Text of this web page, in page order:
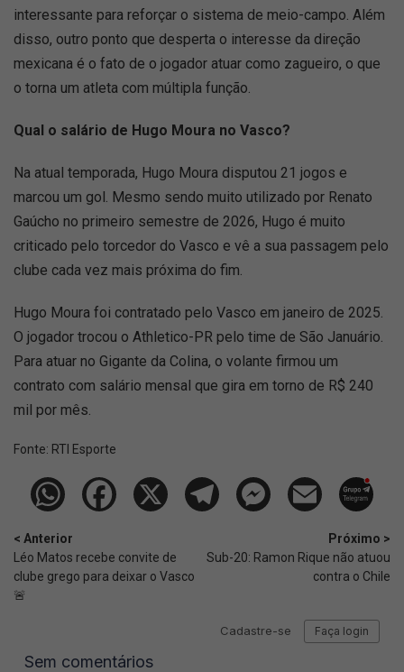
interessante para reforçar o sistema de meio-campo. Além
disso, outro ponto que desperta o interesse da direção
mexicana é o fato de o jogador atuar como zagueiro, o que
o torna um atleta com múltipla função.
Qual o salário de Hugo Moura no Vasco?
Na atual temporada, Hugo Moura disputou 21 jogos e
marcou um gol. Mesmo sendo muito utilizado por Renato
Gaúcho no primeiro semestre de 2026, Hugo é muito
criticado pelo torcedor do Vasco e vê a sua passagem pelo
clube cada vez mais próxima do fim.
Hugo Moura foi contratado pelo Vasco em janeiro de 2025.
O jogador trocou o Athletico-PR pelo time de São Januário.
Para atuar no Gigante da Colina, o volante firmou um
contrato com salário mensal que gira em torno de R$ 240
mil por mês.
Fonte: RTI Esporte
< Anterior
Léo Matos recebe convite de
clube grego para deixar o Vasco
🚨
Próximo >
Sub-20: Ramon Rique não atuou
contra o Chile